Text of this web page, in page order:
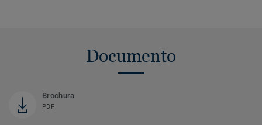
Documento
Brochura
PDF